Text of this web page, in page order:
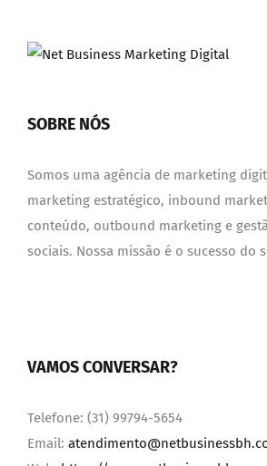
SOBRE NÓS
Somos uma agência de marketing
marketing estratégico, inbound
conteúdo, outbound marketing e
sociais. Nossa missão é o sucesso do
VAMOS CONVERSAR?
Telefone: (31) 99794-5654
Email: